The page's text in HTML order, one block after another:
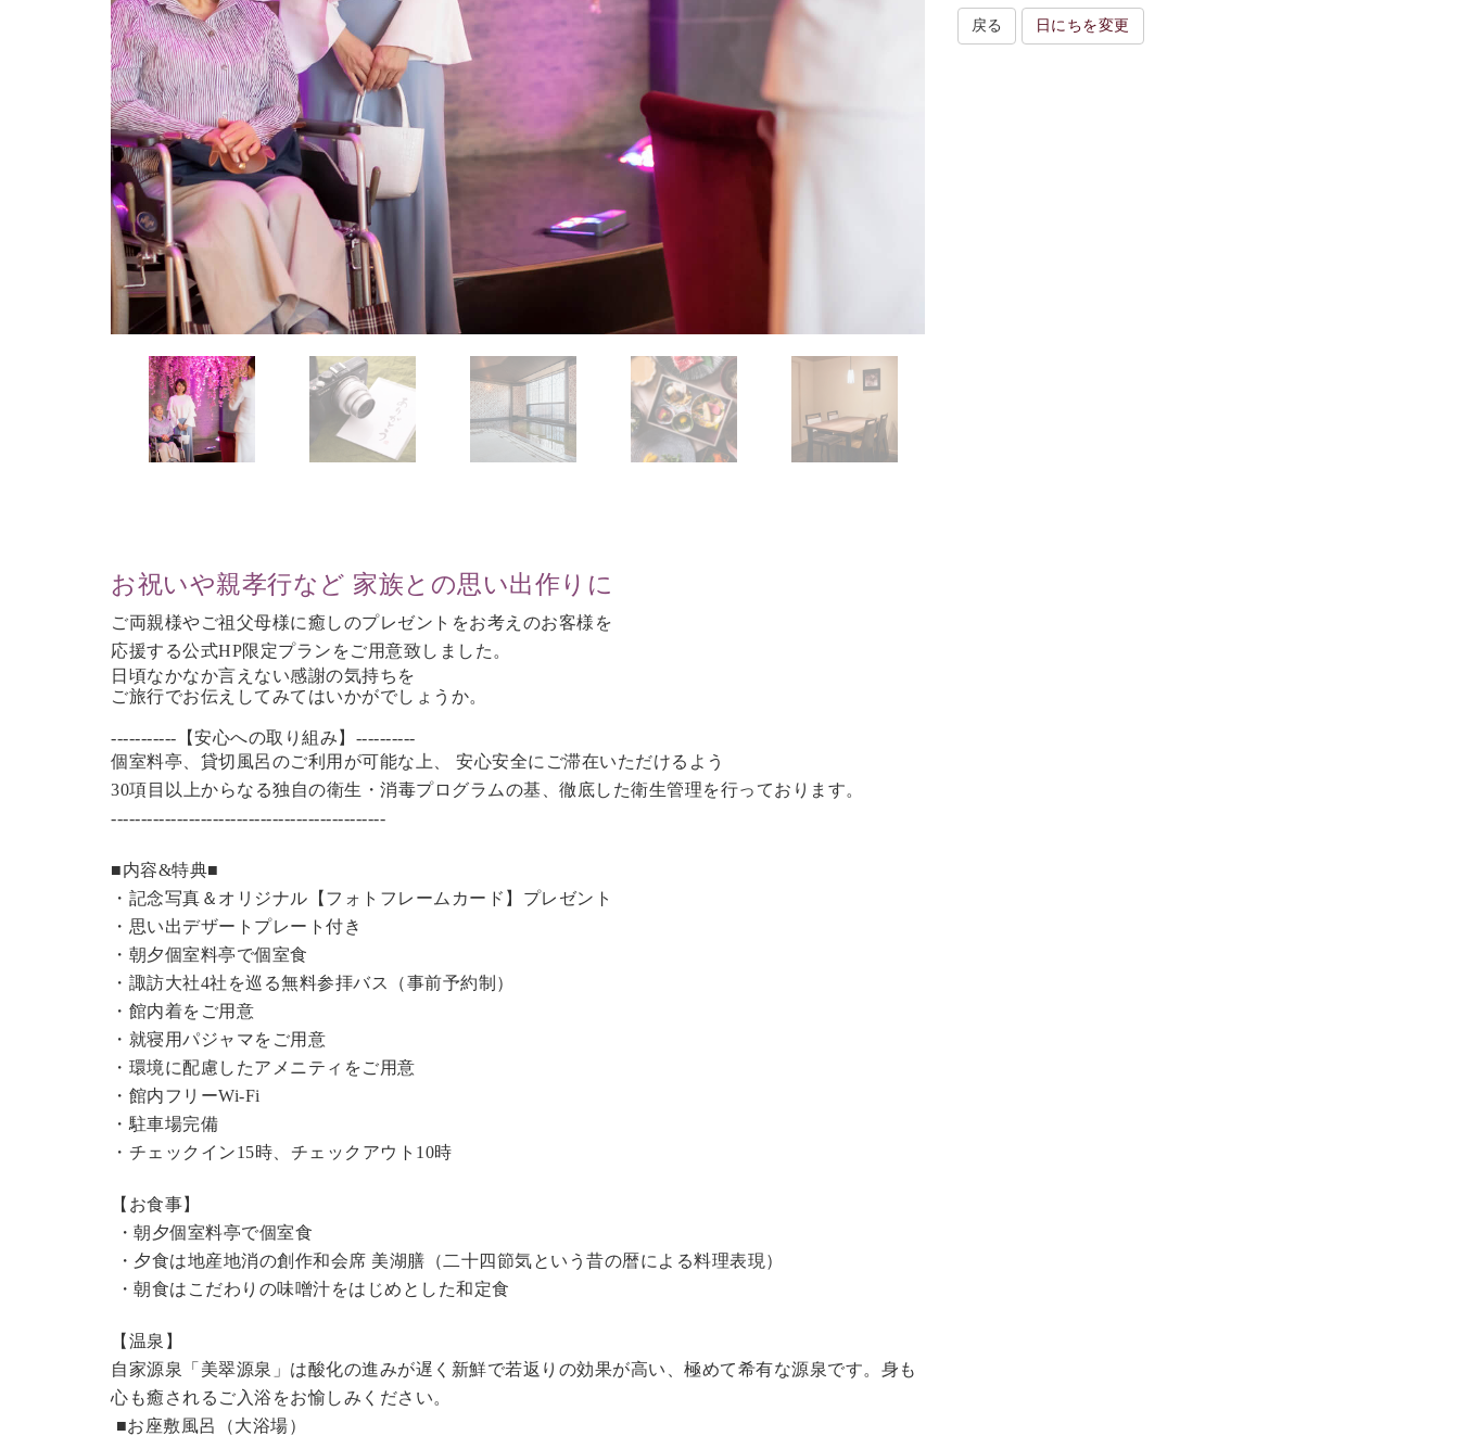
お祝いや親孝行など 家族との思い出作りに
ご両親様やご祖父母様に癒しのプレゼントをお考えのお客様を
応援する公式HP限定プランをご用意致しました。
日頃なかなか言えない感謝の気持ちを
ご旅行でお伝えしてみてはいかがでしょうか。
-----------【安心への取り組み】----------
個室料亭、貸切風呂のご利用が可能な上、 安心安全にご滞在いただけるよう
30項目以上からなる独自の衛生・消毒プログラムの基、徹底した衛生管理を行っております。
----------------------------------------------
■内容&特典■
・記念写真＆オリジナル【フォトフレームカード】プレゼント
・思い出デザートプレート付き
・朝夕個室料亭で個室食
・諏訪大社4社を巡る無料参拝バス（事前予約制）
・館内着をご用意
・就寝用パジャマをご用意
・環境に配慮したアメニティをご用意
・館内フリーWi-Fi
・駐車場完備
・チェックイン15時、チェックアウト10時
【お食事】
・朝夕個室料亭で個室食
・夕食は地産地消の創作和会席 美湖膳（二十四節気という昔の暦による料理表現）
・朝食はこだわりの味噌汁をはじめとした和定食
【温泉】
自家源泉「美翠源泉」は酸化の進みが遅く新鮮で若返りの効果が高い、極めて希有な源泉です。身も
心も癒されるご入浴をお愉しみください。
■お座敷風呂（大浴場）
戻る 日にちを変更